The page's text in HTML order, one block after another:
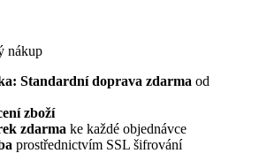
nákup
Standardní doprava zdarma od
zboží
zdarma ke každé objednávce
prostřednictvím SSL šifrování